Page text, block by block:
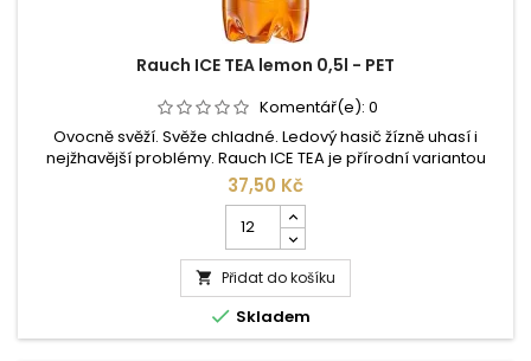
Rauch ICE TEA lemon 0,5l - PET
Komentář(e): 0
Ovocně svěží. Svěže chladné. Ledový hasič žízně uhasí i
nejžhavější problémy. Rauch ICE TEA je přírodní variantou
tradičního softdrinku a limonády. Pravý čaj, pravé ovoce,
pravý Rauch. Pro Rauch ICE TEA jsou žní podle tradičního
způsobu získávány lístečky ceylonského čaje, čímž dochází k
plnému rozvinutí aromatických substancí čaje a Vám se
nabízí...
37,50 Kč
kusů
produktu
Rauch
ICE
TEA
lemon
 Přidat do košíku
 Skladem